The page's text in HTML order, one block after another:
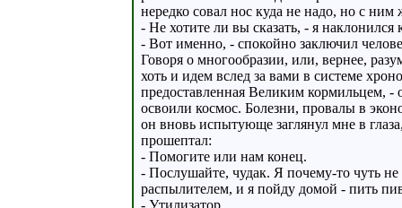
нередко совал нос куда не надо, но с ним
- Не хотите ли вы сказать, - я
- Вот именно, - спокойно заключил
Говоря о многообразии, или, вернее,
хоть и идем вслед за вами в системе
предоставленная Великим кормильцем,
освоили космос. Болезни, провалы в
он вновь испытующе заглянул мне в
прошептал:
- Помогите или нам конец.
- Послушайте, чудак. Я почему-то чуть
распылителем, и я пойду домой - пить
- Утилизатор.